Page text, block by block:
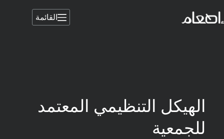
القائمة
الهيكل التنظيمي المعتمد
للجمعية